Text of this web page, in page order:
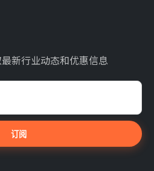
新行业动态和优惠信息
订阅